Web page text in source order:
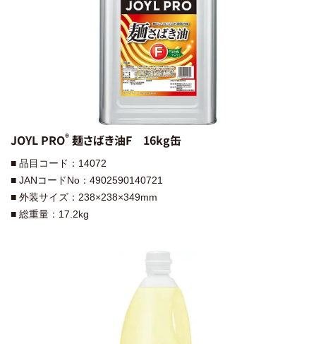
JOYL PRO®︎ 麺さばき油F 16kg缶
■ 品目コード：14072
■ JANコードNo：4902590140721
■ 外装サイズ：238×238×349mm
■ 総重量：17.2kg